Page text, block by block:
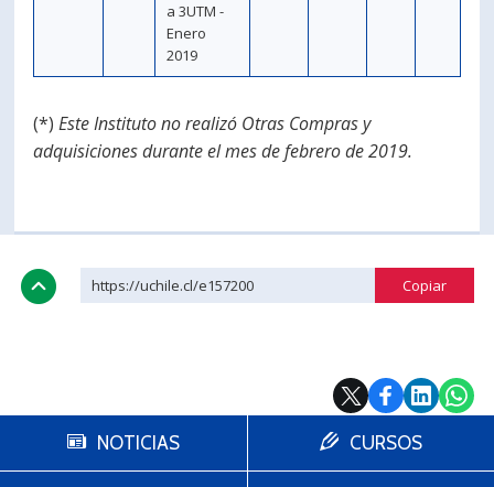
a 3UTM -
Enero
2019
(*)Este Instituto no realizó Otras Compras y
adquisiciones durante el mes de febrero de 2019.
https://uchile.cl/e157200
NOTICIAS CURSOS